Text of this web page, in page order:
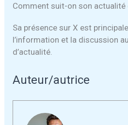
Comment suit-on son actualité
Sa présence sur X est
l’information et la discussion
d’actualité.
Auteur/autrice